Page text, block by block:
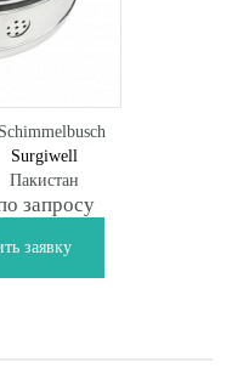
Surgiwell
Пакистан
запросу
заявку